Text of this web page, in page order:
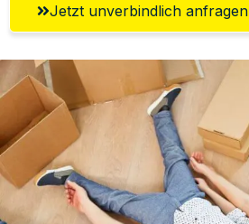
Jetzt unverbindlich anfragen